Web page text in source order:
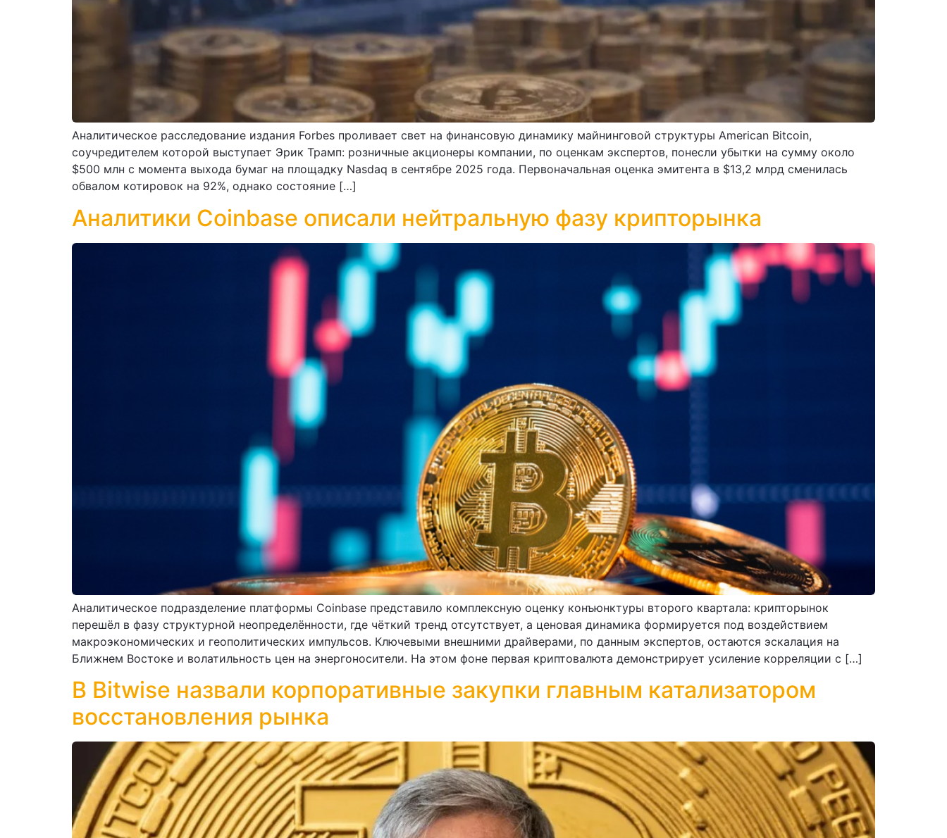
Аналитическое расследование издания Forbes проливает свет на финансовую динамику майнинговой структуры American Bitcoin,
соучредителем которой выступает Эрик Трамп: розничные акционеры компании, по оценкам экспертов, понесли убытки на сумму около
$500 млн с момента выхода бумаг на площадку Nasdaq в сентябре 2025 года. Первоначальная оценка эмитента в $13,2 млрд сменилась
обвалом котировок на 92%, однако состояние […]
Аналитики Coinbase описали нейтральную фазу крипторынка
Аналитическое подразделение платформы Coinbase представило комплексную оценку конъюнктуры второго квартала: крипторынок
перешёл в фазу структурной неопределённости, где чёткий тренд отсутствует, а ценовая динамика формируется под воздействием
макроэкономических и геополитических импульсов. Ключевыми внешними драйверами, по данным экспертов, остаются эскалация на
Ближнем Востоке и волатильность цен на энергоносители. На этом фоне первая криптовалюта демонстрирует усиление корреляции с […]
В Bitwise назвали корпоративные закупки главным катализатором
восстановления рынка